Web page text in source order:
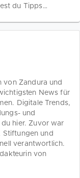
du Tipps
von Zandura und
News für
Digitale Trends,
und
hier. Zuvor war
Stiftungen und
verantwortlich.
von